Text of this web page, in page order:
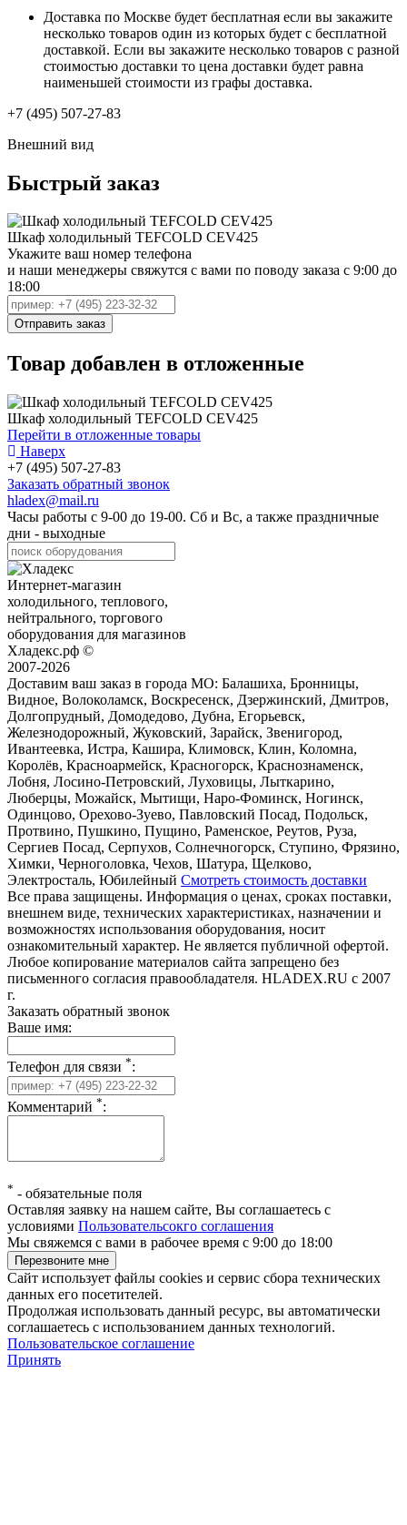
Доставка по Москве будет бесплатная если вы закажите
несколько товаров один из которых будет с бесплатной
доставкой. Если вы закажите несколько товаров с разной
стоимостью доставки то цена доставки будет равна
наименьшей стоимости из графы доставка.
+7 (495) 507-27-83
Внешний вид
Быстрый заказ
Шкаф холодильный TEFCOLD CEV425
Укажите ваш номер телефона
и наши менеджеры свяжутся с вами по поводу заказа с 9:00 до
18:00
Товар добавлен в отложенные
Шкаф холодильный TEFCOLD CEV425
Перейти в отложенные товары
Наверх
+7 (495) 507-27-83
Заказать обратный звонок
hladex@mail.ru
Часы работы с 9-00 до 19-00. Сб и Вс, а также праздничные
дни - выходные
Интернет-магазин
холодильного, теплового,
нейтрального, торгового
оборудования для магазинов
Хладекс.рф ©
2007-2026
Доставим ваш заказ в города МО: Балашиха, Бронницы,
Видное, Волоколамск, Воскресенск, Дзержинский, Дмитров,
Долгопрудный, Домодедово, Дубна, Егорьевск,
Железнодорожный, Жуковский, Зарайск, Звенигород,
Ивантеевка, Истра, Кашира, Климовск, Клин, Коломна,
Королёв, Красноармейск, Красногорск, Краснознаменск,
Лобня, Лосино-Петровский, Луховицы, Лыткарино,
Люберцы, Можайск, Мытищи, Наро-Фоминск, Ногинск,
Одинцово, Орехово-Зуево, Павловский Посад, Подольск,
Протвино, Пушкино, Пущино, Раменское, Реутов, Руза,
Сергиев Посад, Серпухов, Солнечногорск, Ступино, Фрязино,
Химки, Черноголовка, Чехов, Шатура, Щелково,
Электросталь, Юбилейный Смотреть стоимость доставки
Все права защищены. Информация о ценах, сроках поставки,
внешнем виде, технических характеристиках, назначении и
возможностях использования оборудования, носит
ознакомительный характер. Не является публичной офертой.
Любое копирование материалов сайта запрещено без
письменного согласия правообладателя. HLADEX.RU c 2007
г.
Заказать обратный звонок
Ваше имя:
Телефон для связи *:
Комментарий *:
* - обязательные поля
Оставляя заявку на нашем сайте, Вы соглашаетесь с
условиями Пользовательсокго соглашения
Мы свяжемся с вами в рабочее время с 9:00 до 18:00
Сайт использует файлы cookies и сервис сбора технических
данных его посетителей.
Продолжая использовать данный ресурс, вы автоматически
соглашаетесь с использованием данных технологий.
Пользовательское соглашение
Принять